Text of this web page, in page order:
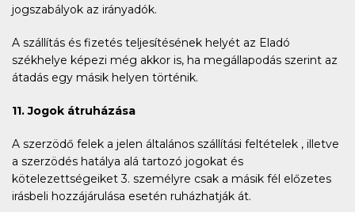
jogszabályok az irányadók.
A szállítás és fizetés teljesítésének helyét az Eladó
székhelye képezi még akkor is, ha megállapodás szerint az
átadás egy másik helyen történik.
11. Jogok átruházása
A szerzödő felek a jelen általános szállítási feltételek , illetve
a szerzödés hatálya alá tartozó jogokat és
kötelezettségeiket 3. személyre csak a másik fél előzetes
irásbeli hozzájárulása esetén ruházhatják át.